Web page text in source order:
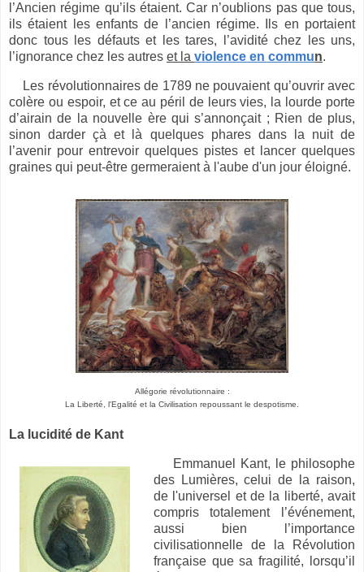
l’Ancien régime qu’ils étaient. Car n’oublions pas que tous,
ils étaient les enfants de l’ancien régime. Ils en portaient
donc tous les défauts et les tares, l’avidité chez les uns,
l’ignorance chez les autres et la violence en commun.
Les révolutionnaires de 1789 ne pouvaient qu’ouvrir avec
colère ou espoir, et ce au péril de leurs vies, la lourde porte
d’airain de la nouvelle ère qui s’annonçait ; Rien de plus,
sinon darder çà et là quelques phares dans la nuit de
l’avenir pour entrevoir quelques pistes et lancer quelques
graines qui peut-être germeraient à l'aube d'un jour éloigné.
Allégorie révolutionnaire :
La Liberté, l'Egalité et la Civilisation repoussant le despotisme.
La lucidité de Kant
Emmanuel Kant, le philosophe
des Lumières, celui de la raison,
de l'universel et de la liberté, avait
compris totalement l’événement,
aussi bien l’importance
civilisationnelle de la Révolution
française que sa fragilité, lorsqu’il